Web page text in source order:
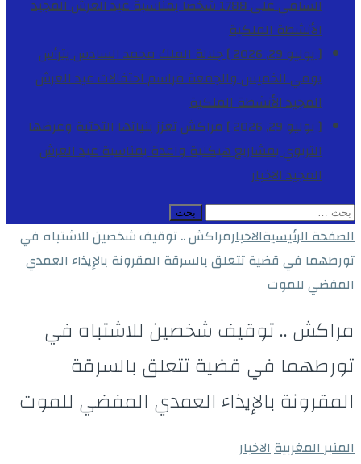
السامي على 1788 شخصا بمناسبة عيد العرش المجيد
الأنشطة الملكية
[ يوليو 29, 2026 ]
جلالة الملك محمد السادس يترأس
يومي الخميس والجمعة مراسم احتفالات عيد العرش
المجيدالأنشطة الملكية
[ يوليو 29, 2026 ]
مراكش تعزز بنياتها التحتية وعرضها
التربوي بمشاريع هيكلية واعدة بمناسبة عيد العرش
المجيدالاخبار
البحث
عن:
الصفحة الرئيسيةالاخبارمراكش .. توقيف شخصين للاشتباه في
تورطهما في قضية تتعلق بالسرقة المقرونة بالإيذاء العمدي
المفضي للموت
مراكش .. توقيف شخصين للاشتباه في
تورطهما في قضية تتعلق بالسرقة
المقرونة بالإيذاء العمدي المفضي للموت
المنبر المغربيةالاخبار